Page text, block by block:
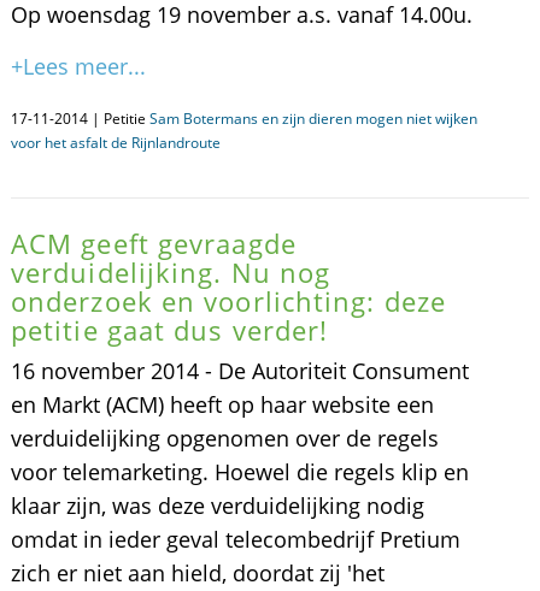
Op woensdag 19 november a.s. vanaf 14.00u.
+Lees meer...
17-11-2014 | Petitie Sam Botermans en zijn dieren mogen niet wijken
voor het asfalt de Rijnlandroute
ACM geeft gevraagde
verduidelijking. Nu nog
onderzoek en voorlichting: deze
petitie gaat dus verder!
16 november 2014 - De Autoriteit Consument
en Markt (ACM) heeft op haar website een
verduidelijking opgenomen over de regels
voor telemarketing. Hoewel die regels klip en
klaar zijn, was deze verduidelijking nodig
omdat in ieder geval telecombedrijf Pretium
zich er niet aan hield, doordat zij 'het